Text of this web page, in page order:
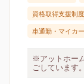
資格取得支援制
車通勤・マイカ
※アットホー
ごしています